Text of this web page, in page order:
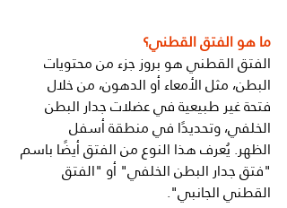
ما هو الفتق القطني؟
الفتق القطني هو بروز جزء من محتويات
البطن، مثل الأمعاء أو الدهون، من خلال
فتحة غير طبيعية في عضلات جدار البطن
الخلفي، وتحديدًا في منطقة أسفل
الظهر. يُعرف هذا النوع من الفتق أيضًا باسم
"فتق جدار البطن الخلفي" أو "الفتق
القطني الجانبي".